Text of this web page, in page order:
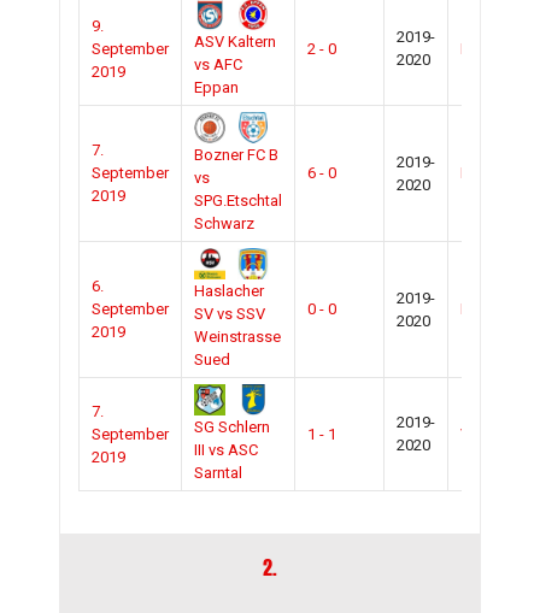
9.
September
2019
ASV Kaltern
vs AFC
Eppan
2 - 0
2019-
2020
Kaltern/
7.
September
2019
Bozner FC B
vs
SPG.Etschtal
Schwarz
6 - 0
2019-
2020
BZ/Talfer B
6.
September
2019
Haslacher
SV vs SSV
Weinstrasse
Sued
0 - 0
2019-
2020
BZ/
7.
September
2019
SG Schlern
III vs ASC
Sarntal
1 - 1
2019-
2020
Voels
2.